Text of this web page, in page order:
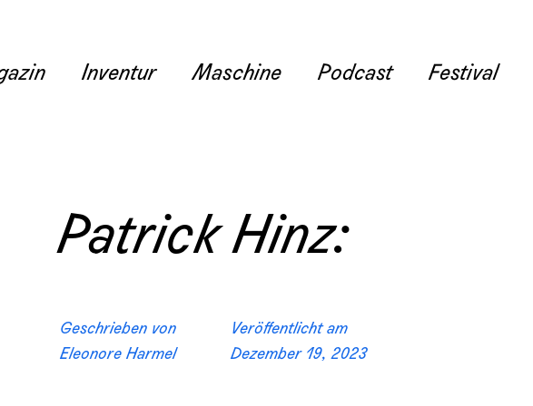
Inventur Maschine Podcast Festival
Patrick Hinz:
Geschrieben von
Eleonore Harmel
Veröffentlicht am
Dezember 19, 2023